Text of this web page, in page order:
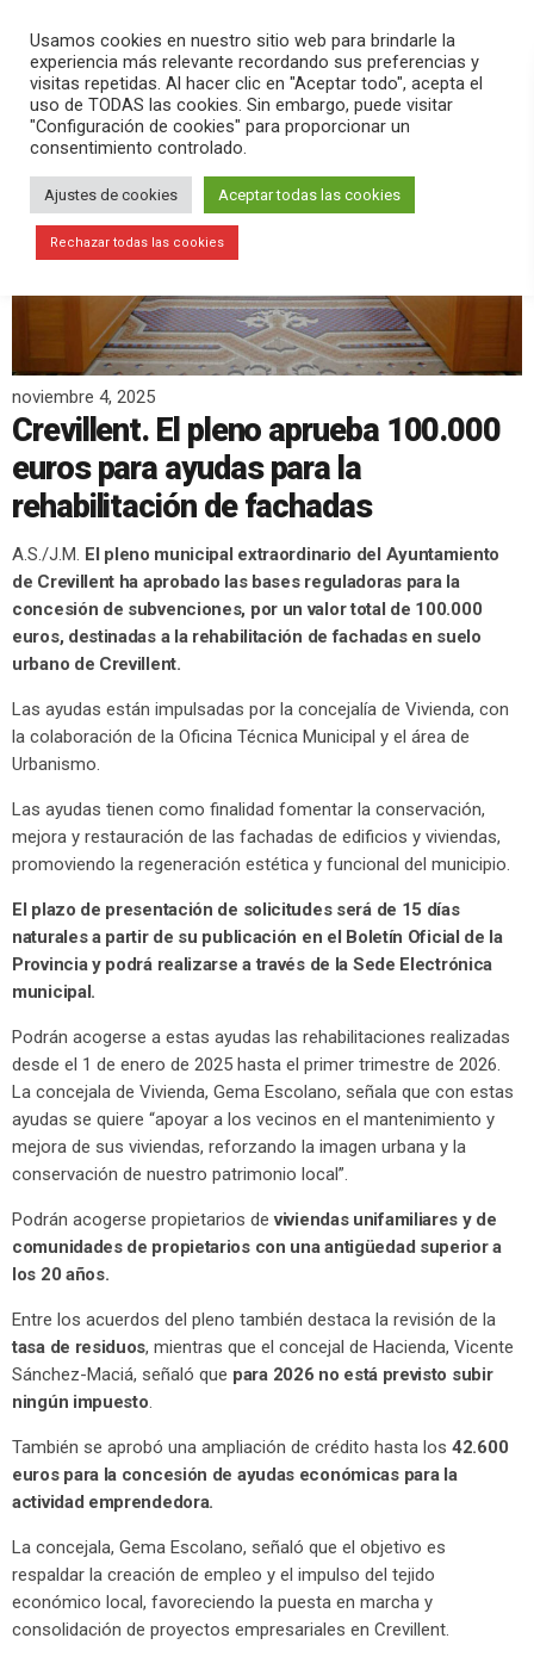
search menu pause PLAY
noviembre 4, 2025
Crevillent. El pleno aprueba 100.000
euros para ayudas para la
rehabilitación de fachadas
A.S./J.M. El pleno municipal extraordinario del Ayuntamiento
de Crevillent ha aprobado las bases reguladoras para la
concesión de subvenciones, por un valor total de 100.000
euros, destinadas a la rehabilitación de fachadas en suelo
urbano de Crevillent.
Las ayudas están impulsadas por la concejalía de Vivienda, con
la colaboración de la Oficina Técnica Municipal y el área de
Urbanismo.
Las ayudas tienen como finalidad fomentar la conservación,
mejora y restauración de las fachadas de edificios y viviendas,
promoviendo la regeneración estética y funcional del municipio.
El plazo de presentación de solicitudes será de 15 días
naturales a partir de su publicación en el Boletín Oficial de la
Provincia y podrá realizarse a través de la Sede Electrónica
municipal.
Podrán acogerse a estas ayudas las rehabilitaciones realizadas
desde el 1 de enero de 2025 hasta el primer trimestre de 2026.
La concejala de Vivienda, Gema Escolano, señala que con estas
ayudas se quiere “apoyar a los vecinos en el mantenimiento y
mejora de sus viviendas, reforzando la imagen urbana y la
conservación de nuestro patrimonio local”.
Podrán acogerse propietarios deviviendas unifamiliares y de
comunidades de propietarios con una antigüedad superior a
los 20 años.
Entre los acuerdos del pleno también destaca la revisión de la
tasa de residuos, mientras que el concejal de Hacienda, Vicente
Sánchez-Maciá, señaló que para 2026 no está previsto subir
ningún impuesto.
También se aprobó una ampliación de crédito hasta los 42.600
euros para la concesión de ayudas económicas para la
actividad emprendedora.
La concejala, Gema Escolano, señaló que el objetivo es
respaldar la creación de empleo y el impulso del tejido
económico local, favoreciendo la puesta en marcha y
consolidación de proyectos empresariales en Crevillent.
Usamos cookies en nuestro sitio web para brindarle la
experiencia más relevante recordando sus preferencias y
visitas repetidas. Al hacer clic en "Aceptar todo", acepta el
uso de TODAS las cookies. Sin embargo, puede visitar
"Configuración de cookies" para proporcionar un
consentimiento controlado.
Ajustes de cookies Aceptar todas las cookies
Rechazar todas las cookies